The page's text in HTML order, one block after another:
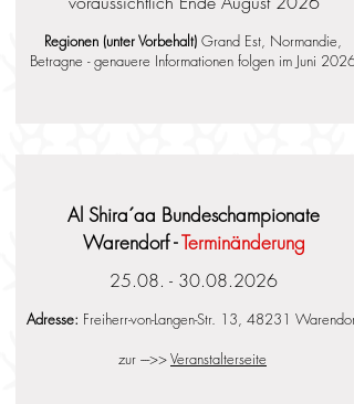
Regionen (unter Vorbehalt) Grand Est, Normandie,
Betragne - genauere Informationen folgen im Juni 2026
Al Shira´aa Bundeschampionate
Warendorf -Terminänderung
25.08. - 30.08.2026
Adresse: Freiherr-von-Langen-Str. 13, 48231 Warendorf
zur ---->>Veranstalterseite